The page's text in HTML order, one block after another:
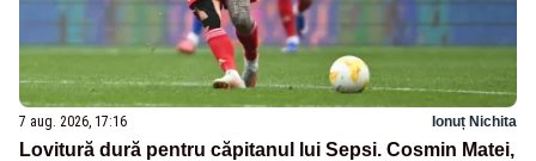
7 aug. 2026, 17:16 Ionuț Nichita
Lovitură dură pentru căpitanul lui Sepsi. Cosmin Matei,